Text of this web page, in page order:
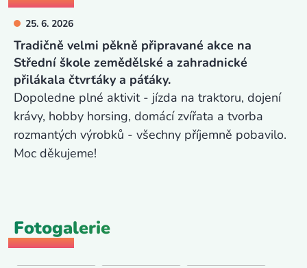
25. 6. 2026
Tradičně velmi pěkně připravané akce na
Střední škole zemědělské a zahradnické
přilákala čtvrťáky a páťáky.
Dopoledne plné aktivit - jízda na traktoru, dojení
krávy, hobby horsing, domácí zvířata a tvorba
rozmantých výrobků - všechny příjemně pobavilo.
Moc děkujeme!
Fotogalerie